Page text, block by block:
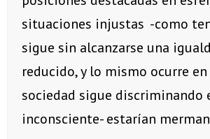
situaciones injustas -como
sigue sin alcanzarse una
reducido, y lo mismo ocurre
sociedad sigue discriminando
inconsciente- estarían